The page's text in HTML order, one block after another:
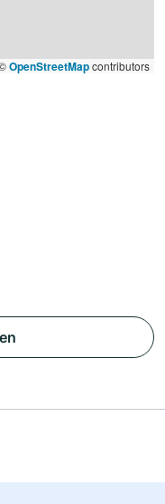
OpenStreetMapcontributors